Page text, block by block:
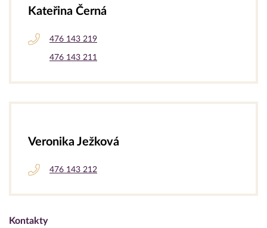
Kateřina Černá
476 143 219
476 143 211
Veronika Ježková
476 143 212
Kontakty